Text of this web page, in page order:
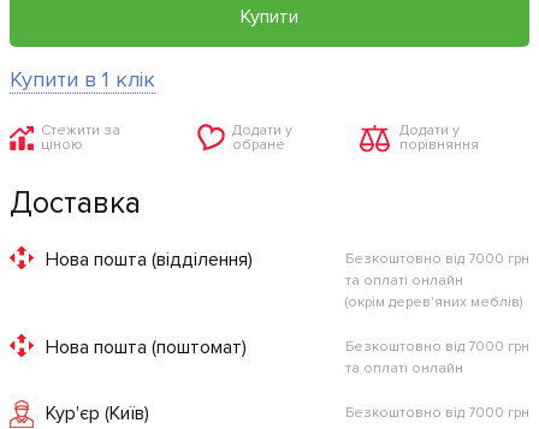
Купити
Купити в 1 клік
Стежити за
ціною
Додати у
обране
Додати у
порівняння
Доставка
Нова пошта (відділення)
Безкоштовно від 7000 грн
та оплаті онлайн
(окрім дерев'яних меблів)
Нова пошта (поштомат)
Безкоштовно від 7000 грн
та оплаті онлайн
Кур'єр (Київ) Безкоштовно від 7000 грн